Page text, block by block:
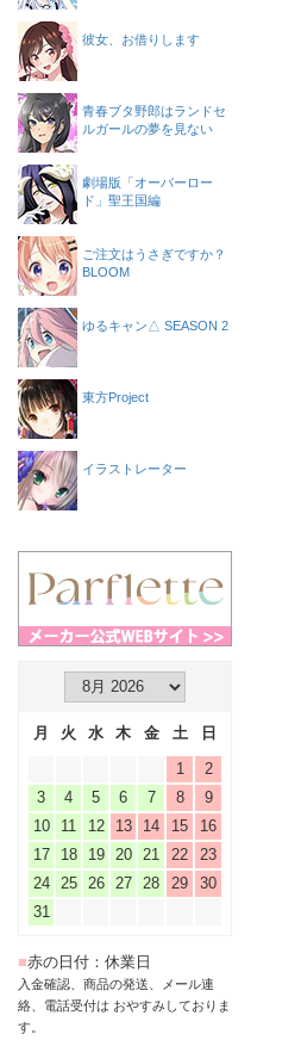
彼女、お借りします
青春ブタ野郎はランドセ
ルガールの夢を見ない
劇場版「オーバーロー
ド」聖王国編
ご注文はうさぎですか？
BLOOM
ゆるキャン△ SEASON 2
東方Project
イラストレーター
月 火 水 木 金 土
日
1
2
3
4 5 6 7 8
9
10
11 12 13 14 15
16
17
18 19 20 21 22
23
24
25 26 27 28 29
30
31
■赤の日付：休業日
入金確認、商品の発送、メール連
絡、電話受付は おやすみしておりま
す。